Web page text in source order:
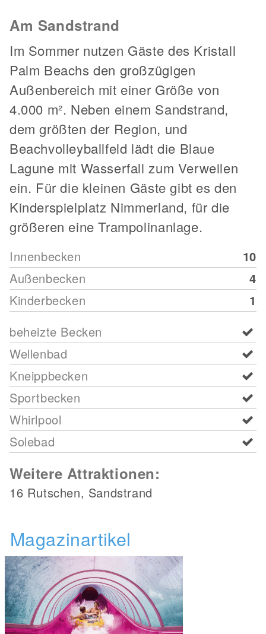
Am Sandstrand
Im Sommer nutzen Gäste des Kristall
Palm Beachs den großzügigen
Außenbereich mit einer Größe von
4.000 m². Neben einem Sandstrand,
dem größten der Region, und
Beachvolleyballfeld lädt die Blaue
Lagune mit Wasserfall zum Verweilen
ein. Für die kleinen Gäste gibt es den
Kinderspielplatz Nimmerland, für die
größeren eine Trampolinanlage.
Innenbecken
10
Außenbecken
4
Kinderbecken
1
beheizte Becken
Wellenbad
Kneippbecken
Sportbecken
Whirlpool
Solebad
Weitere Attraktionen:
16 Rutschen, Sandstrand
Magazinartikel